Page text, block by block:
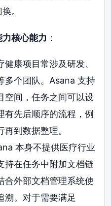
。
核心能力 ：
健康项目常涉及研发、
多个团队。Asana 支持
空间，任务之间可以设
有先后顺序的流程，例
到数据整理。
本身不提供医疗行业
持在任务中附加文档链
合外部文档管理系统使
溯。对于需要满足